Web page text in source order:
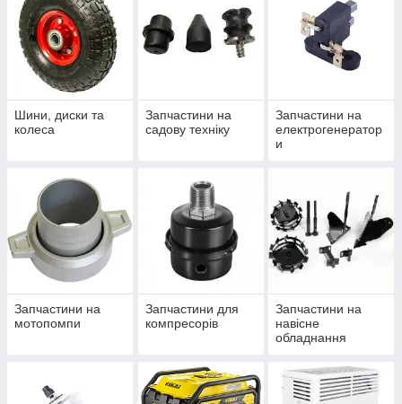
Шини, диски та
колеса
Запчастини на
садову техніку
Запчастини на
електрогенератор
и
Запчастини на
мотопомпи
Запчастини для
компресорів
Запчастини на
навісне
обладнання